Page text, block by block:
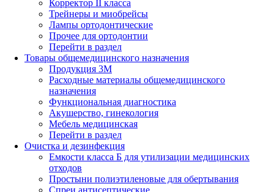
Корректор II класса
Трейнеры и миобрейсы
Лампы ортодонтические
Прочее для ортодонтии
Перейти в раздел
Товары общемедицинского назначения
Продукция 3М
Расходные материалы общемедицинского
назначения
Функциональная диагностика
Акушерство, гинекология
Мебель медицинская
Перейти в раздел
Очистка и дезинфекция
Емкости класса Б для утилизации медицинских
отходов
Простыни полиэтиленовые для обертывания
Спреи антисептические